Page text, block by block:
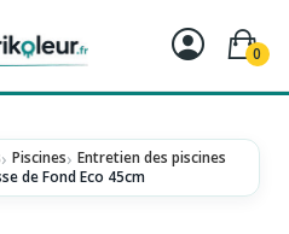
0
Piscines Entretien des piscines
de Fond Eco 45cm